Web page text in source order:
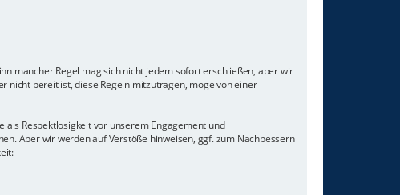
mancher Regel mag sich nicht jedem sofort erschließen, aber wir
nicht bereit ist, diese Regeln mitzutragen, möge von einer
Respektlosigkeit vor unserem Engagement und
Aber wir werden auf Verstöße hinweisen, ggf. zum Nachbessern